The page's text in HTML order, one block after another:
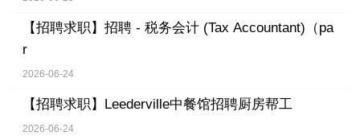
【招聘求职】 招聘 - 税务会计 (Tax Accountant)（pa
r
2026-06-24
【招聘求职】 Leederville中餐馆招聘厨房帮工
2026-06-24